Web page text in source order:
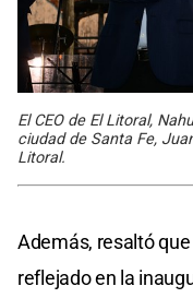
El CEO de El Litoral,
ciudad de Santa Fe,
Litoral.
Además, resaltó
reflejado en la